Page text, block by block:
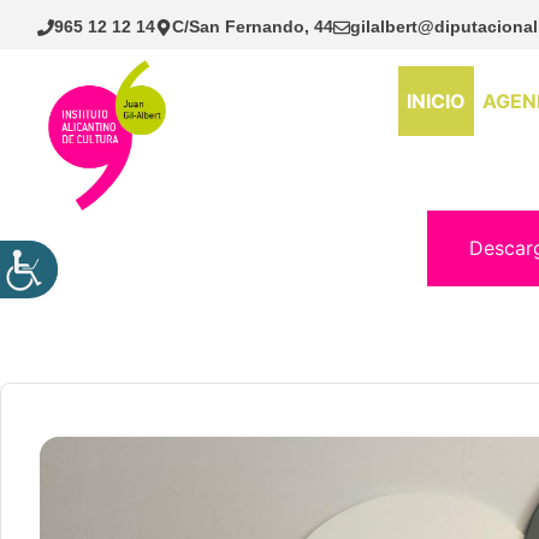
Saltar
965 12 12 14 C/San Fernando, 44
INICIO